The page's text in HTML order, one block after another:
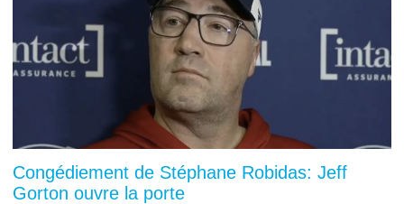
Congédiement de Stéphane Robidas: Jeff
Gorton ouvre la porte